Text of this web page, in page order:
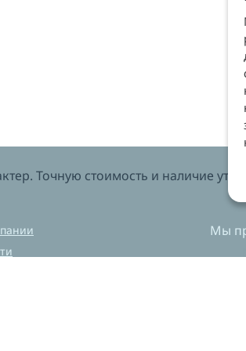
Точную стоимость и наличие
Мы